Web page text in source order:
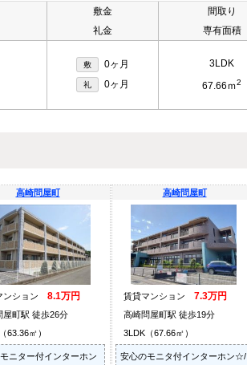
敷金
礼金
間取り
専有面積
敷 0ヶ月
礼 0ヶ月
3LDK
67.66ｍ2
高崎問屋町
ンション 8.1万円
屋町駅 徒歩26分
63.36㎡）
ニター付インターホン
高崎問屋町
賃貸マンション 7.3万円
高崎問屋町駅 徒歩19分
3LDK（67.66㎡）
安心のモニタ付インターホン☆/